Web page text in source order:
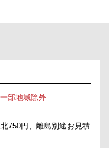
部地域除外
750円、離島別途お見積